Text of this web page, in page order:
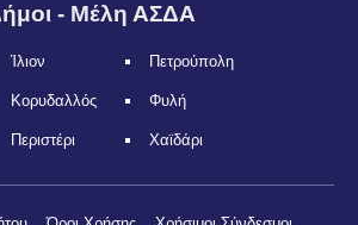
- Μέλη ΑΣΔΑ
Ίλιον
Κορυδαλλός
Περιστέρι
Πετρούπολη
Φυλή
Χαϊδάρι